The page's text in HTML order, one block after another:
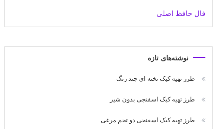
فال حافظ اصلی
نوشته‌های تازه
طرز تهیه کیک تخته ای چند رنگ
طرز تهیه کیک اسفنجی بدون شیر
طرز تهیه کیک اسفنجی دو تخم مرغی